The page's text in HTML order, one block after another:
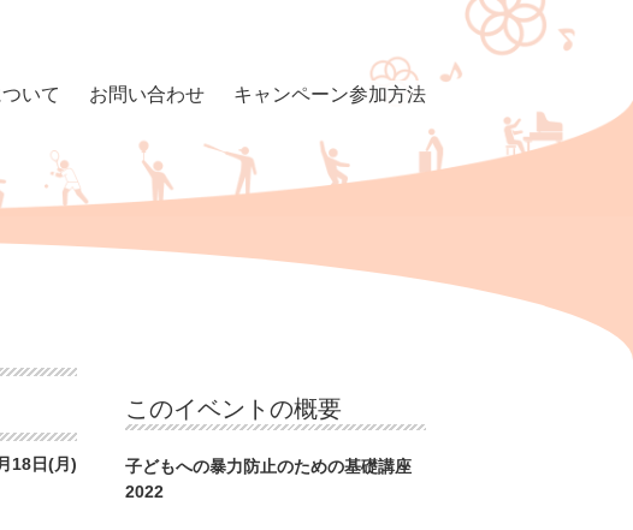
いて お問い合わせ キャンペーン参加方法
18日(月)
このイベントの概要
子どもへの暴力防止のための基礎講座
2022